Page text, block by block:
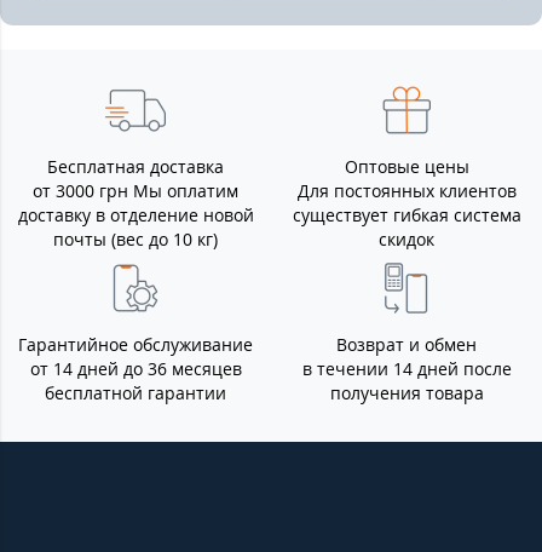
Бесплатная доставка
от 3000 грн Мы оплатим
доставку в отделение новой
почты (вес до 10 кг)
Оптовые цены
Для постоянных клиентов
существует гибкая система
скидок
Гарантийное обслуживание
от 14 дней до 36 месяцев
бесплатной гарантии
Возврат и обмен
в течении 14 дней после
получения товара